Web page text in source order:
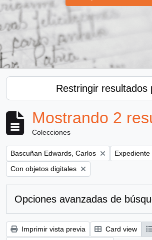
Restringir resultados
Mostrando 2
Colecciones
Remove filter:
Bascuñan Edwards, Carlos Remove
Expediente
Remove filter:
Con objetos digitales
Opciones avanzadas de
Imprimir vista previa Card view